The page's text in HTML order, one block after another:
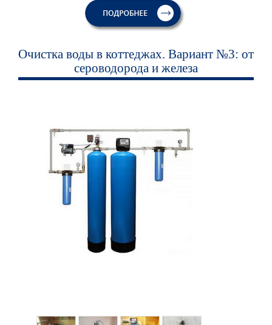
Очистка воды в коттеджах. Вариант №3: от
сероводорода и железа